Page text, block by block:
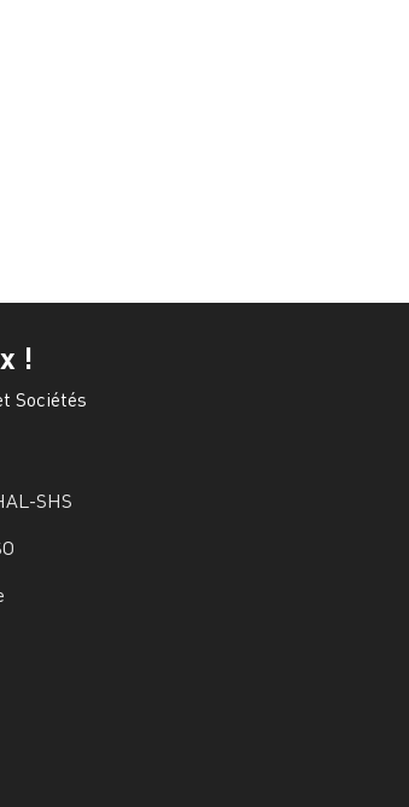
!
Sociétés
SHS